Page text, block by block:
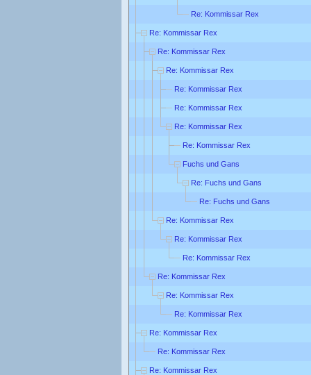
Re: Kommissar Rex
Re: Kommissar Rex
Re: Kommissar Rex
Re: Kommissar Rex
Re: Kommissar Rex
Re: Kommissar Rex
Re: Kommissar Rex
Re: Kommissar Rex
Fuchs und Gans
Re: Fuchs und Gans
Re: Fuchs und Gans
Re: Kommissar Rex
Re: Kommissar Rex
Re: Kommissar Rex
Re: Kommissar Rex
Re: Kommissar Rex
Re: Kommissar Rex
Re: Kommissar Rex
Re: Kommissar Rex
Re: Kommissar Rex